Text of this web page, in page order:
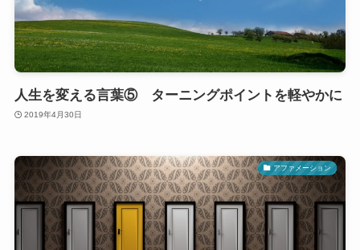
人生を変える言葉⑤ ターニングポイントを軽やかに
2019年4月30日
アファメーション